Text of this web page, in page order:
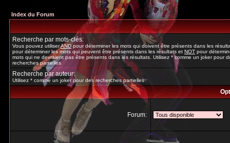
Index du Forum
Recherche par mots-clés:
Vous pouvez utiliserANDpour déterminer les mots qui doivent être présents dans les
pour déterminer les mots qui peuvent être présents dans les résultats etNOTpour
mots qui ne devraient pas être présents dans les résultats. Utilisez * comme un joker pour
recherches partielles
Recherche par auteur:
Utilisez * comme un joker pour des recherches partielles
Forum: